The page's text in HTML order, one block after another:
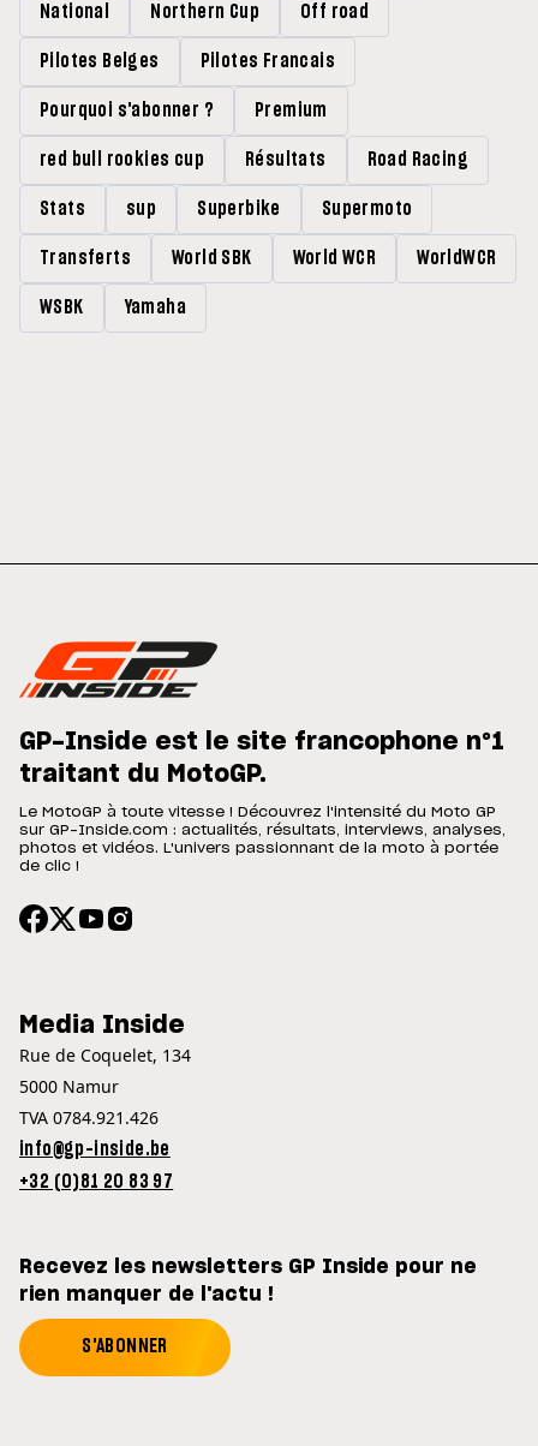
National Northern Cup Off road
Pilotes Belges Pilotes Francais
Pourquoi s'abonner ? Premium
red bull rookies cup Résultats Road Racing
Stats sup Superbike Supermoto
Transferts World SBK World WCR WorldWCR
WSBK Yamaha
GP-Inside est le site francophone n°1
traitant du MotoGP.
Le MotoGP à toute vitesse ! Découvrez l'intensité du Moto GP
sur GP-Inside.com : actualités, résultats, interviews, analyses,
photos et vidéos. L'univers passionnant de la moto à portée
de clic !
Media Inside
Rue de Coquelet, 134
5000 Namur
TVA 0784.921.426
info@gp-inside.be
+32 (0)81 20 83 97
Recevez les newsletters GP Inside pour ne
rien manquer de l'actu !
S'ABONNER